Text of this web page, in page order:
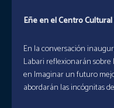
Eñe en el Centro
En la conversación
Labari reflexionarán sobre
en Imaginar un futuro
abordarán las incógnitas